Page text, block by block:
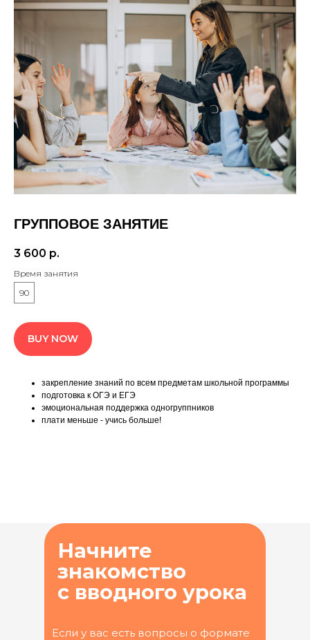
ГРУППОВОЕ ЗАНЯТИЕ
3 600 р.
Время занятия
90
BUY NOW
закрепление знаний по всем предметам школьной программы
подготовка к ОГЭ и ЕГЭ
эмоциональная поддержка одногруппников
плати меньше - учись больше!
Начните
знакомство
с вводного урока
Если у вас есть вопросы о формате